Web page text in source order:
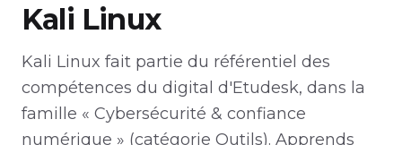
Kali Linux
Kali Linux fait partie du référentiel des
compétences du digital d'Etudesk, dans la
famille « Cybersécurité & confiance
numérique » (catégorie Outils). Apprends